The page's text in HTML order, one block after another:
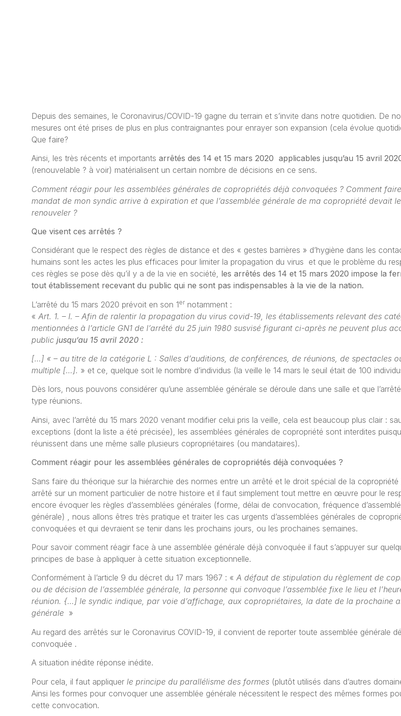
Depuis des semaines, le Coronavirus/COVID-19 gagne du terrain et s’invite dans notre quotidien. De
mesures ont été prises de plus en plus contraignantes pour enrayer son expansion (cela évolue
Que faire?
Ainsi, les très récents et importants arrêtés des 14 et 15 mars 2020 applicables jusqu’au 15 avril
(renouvelable ? à voir) matérialisent un certain nombre de décisions en ce sens.
Comment réagir pour les assemblées générales de copropriétés déjà convoquées ? Comment
mandat de mon syndic arrive à expiration et que l’assemblée générale de ma copropriété devait le
renouveler ?
Que visent ces arrêtés ?
Considérant que le respect des règles de distance et des « gestes barrières » d’hygiène dans les
humains sont les actes les plus efficaces pour limiter la propagation du virus et que le problème du
ces règles se pose dès qu’il y a de la vie en société, les arrêtés des 14 et 15 mars 2020 impose la
tout établissement recevant du public qui ne sont pas indispensables à la vie de la nation.
L’arrêté du 15 mars 2020 prévoit en son 1er notamment :
« Art. 1. – I. – Afin de ralentir la propagation du virus covid-19, les établissements relevant des
mentionnées à l’article GN1 de l’arrêté du 25 juin 1980 susvisé figurant ci-après ne peuvent plus
public jusqu’au 15 avril 2020 :
[…] « – au titre de la catégorie L : Salles d’auditions, de conférences, de réunions, de spectacles
multiple […]. » et ce, quelque soit le nombre d’individus (la veille le 14 mars le seuil était de 100
Dès lors, nous pouvons considérer qu’une assemblée générale se déroule dans une salle et que
type réunions.
Ainsi, avec l’arrêté du 15 mars 2020 venant modifier celui pris la veille, cela est beaucoup plus clair :
exceptions (dont la liste a été précisée), les assemblées générales de copropriété sont interdites
réunissent dans une même salle plusieurs copropriétaires (ou mandataires).
Comment réagir pour les assemblées générales de copropriétés déjà convoquées ?
Sans faire du théorique sur la hiérarchie des normes entre un arrêté et le droit spécial de la
arrêté sur un moment particulier de notre histoire et il faut simplement tout mettre en œuvre pour le
encore évoquer les règles d’assemblées générales (forme, délai de convocation, fréquence
générale) , nous allons êtres très pratique et traiter les cas urgents d’assemblées générales de
convoquées et qui devraient se tenir dans les prochains jours, ou les prochaines semaines.
Pour savoir comment réagir face à une assemblée générale déjà convoquée il faut s’appuyer sur
principes de base à appliquer à cette situation exceptionnelle.
Conformément à l’article 9 du décret du 17 mars 1967 : « A défaut de stipulation du règlement de
ou de décision de l’assemblée générale, la personne qui convoque l’assemblée fixe le lieu et
réunion. {…] le syndic indique, par voie d’affichage, aux copropriétaires, la date de la prochaine
générale »
Au regard des arrêtés sur le Coronavirus COVID-19, il convient de reporter toute assemblée générale
convoquée .
A situation inédite réponse inédite.
Pour cela, il faut appliquer le principe du parallélisme des formes (plutôt utilisés dans d’autres
Ainsi les formes pour convoquer une assemblée générale nécessitent le respect des mêmes formes
cette convocation.